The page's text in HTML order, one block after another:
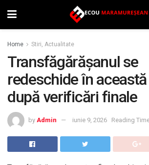
Home Stiri, Actualitate
Transfăgărășanul se
redeschide în
după verificări finale
by Admin iunie 9, 2026 Reading